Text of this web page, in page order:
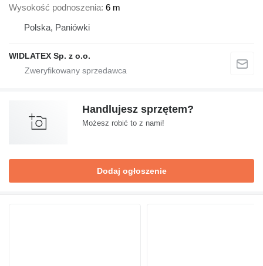
Wysokość podnoszenia 6 m
Polska, Paniówki
WIDLATEX Sp. z o.o.
Handlujesz sprzętem?
Możesz robić to z nami!
Dodaj ogłoszenie